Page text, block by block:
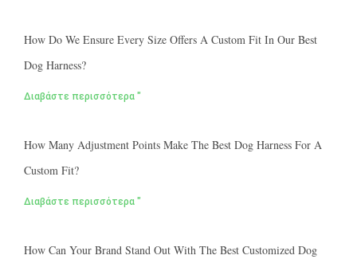
How Do We Ensure Every Size Offers A Custom Fit In Our Best
Dog Harness?
Διαβάστε περισσότερα "
How Many Adjustment Points Make The Best Dog Harness For A
Custom Fit?
Διαβάστε περισσότερα "
How Can Your Brand Stand Out With The Best Customized Dog